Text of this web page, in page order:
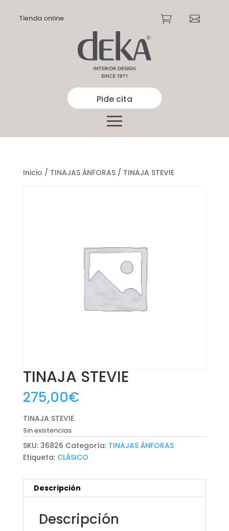
Tienda online  
Pide cita
Inicio / TINAJAS ÁNFORAS/ TINAJA STEVIE
TINAJA STEVIE
275,00€
TINAJA STEVIE
Sin existencias
SKU: 36826 Categoría: TINAJAS ÁNFORAS
Etiqueta: CLÁSICO
Descripción
Descripción